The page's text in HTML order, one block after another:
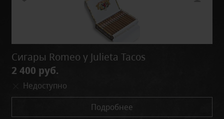
Сигары Romeo y Julieta Tacos
2 400 руб.
Недоступно
Подробнее